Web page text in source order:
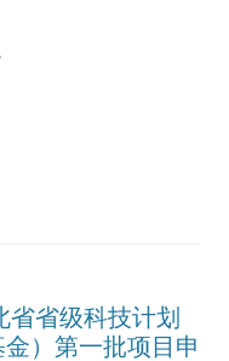
省级科技计划
）第一批项目申